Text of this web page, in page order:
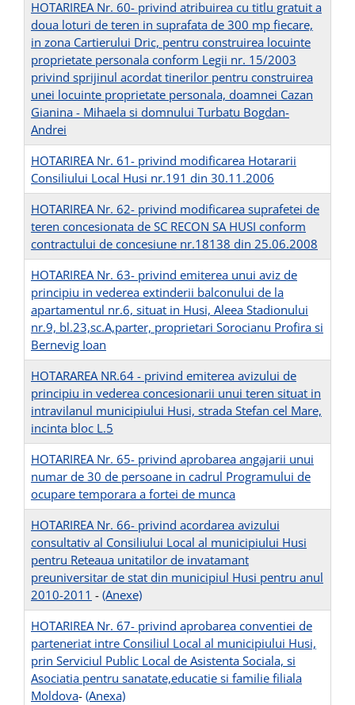
HOTARIREA Nr. 60- privind atribuirea cu titlu gratuit a
doua loturi de teren in suprafata de 300 mp fiecare,
in zona Cartierului Dric, pentru construirea locuinte
proprietate personala conform Legii nr. 15/2003
privind sprijinul acordat tinerilor pentru construirea
unei locuinte proprietate personala, doamnei Cazan
Gianina - Mihaela si domnului Turbatu Bogdan-
Andrei
HOTARIREA Nr. 61- privind modificarea Hotararii
Consiliului Local Husi nr.191 din 30.11.2006
HOTARIREA Nr. 62- privind modificarea suprafetei de
teren concesionata de SC RECON SA HUSI conform
contractului de concesiune nr.18138 din 25.06.2008
HOTARIREA Nr. 63- privind emiterea unui aviz de
principiu in vederea extinderii balconului de la
apartamentul nr.6, situat in Husi, Aleea Stadionului
nr.9, bl.23,sc.A,parter, proprietari Sorocianu Profira si
Bernevig Ioan
HOTARAREA NR.64 - privind emiterea avizului de
principiu in vederea concesionarii unui teren situat in
intravilanul municipiului Husi, strada Stefan cel Mare,
incinta bloc L.5
HOTARIREA Nr. 65- privind aprobarea angajarii unui
numar de 30 de persoane in cadrul Programului de
ocupare temporara a fortei de munca
HOTARIREA Nr. 66- privind acordarea avizului
consultativ al Consiliului Local al municipiului Husi
pentru Reteaua unitatilor de invatamant
preuniversitar de stat din municipiul Husi pentru anul
2010-2011 - (Anexe)
HOTARIREA Nr. 67- privind aprobarea conventiei de
parteneriat intre Consiliul Local al municipiului Husi,
prin Serviciul Public Local de Asistenta Sociala, si
Asociatia pentru sanatate,educatie si familie filiala
Moldova- (Anexa)